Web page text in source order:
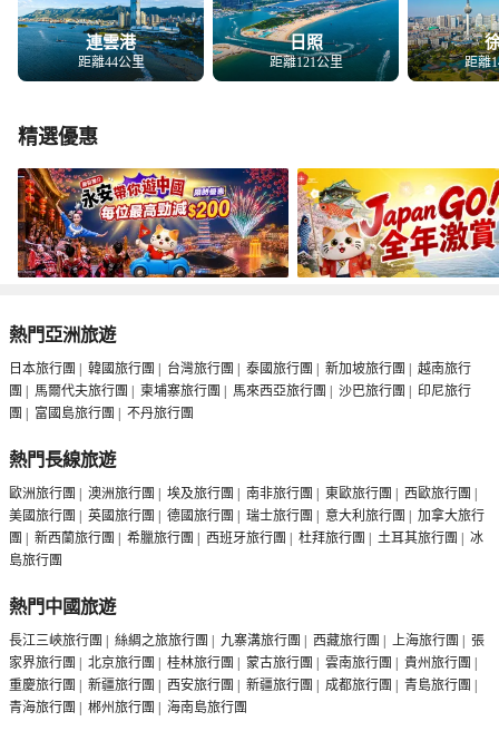
連雲港
距離44公里
日照
距離121公里 距離
精選優惠
熱門亞洲旅遊
日本旅行團 | 韓國旅行團 | 台灣旅行團 | 泰國旅行團 | 新加坡旅行團 | 越南旅行
團 | 馬爾代夫旅行團 | 柬埔寨旅行團 | 馬來西亞旅行團 | 沙巴旅行團 | 印尼旅行
團 | 富國島旅行團 | 不丹旅行團
熱門長線旅遊
歐洲旅行團 | 澳洲旅行團 | 埃及旅行團 | 南非旅行團 | 東歐旅行團 | 西歐旅行團 |
美國旅行團 | 英國旅行團 | 德國旅行團 | 瑞士旅行團 | 意大利旅行團 | 加拿大旅行
團 | 新西蘭旅行團 | 希臘旅行團 | 西班牙旅行團 | 杜拜旅行團 | 土耳其旅行團 | 冰
島旅行團
熱門中國旅遊
長江三峽旅行團 | 絲綢之旅旅行團 | 九寨溝旅行團 | 西藏旅行團 | 上海旅行團 | 張
家界旅行團 | 北京旅行團 | 桂林旅行團 | 蒙古旅行團 | 雲南旅行團 | 貴州旅行團 |
重慶旅行團 | 新疆旅行團 | 西安旅行團 | 新疆旅行團 | 成都旅行團 | 青島旅行團 |
青海旅行團 | 郴州旅行團 | 海南島旅行團